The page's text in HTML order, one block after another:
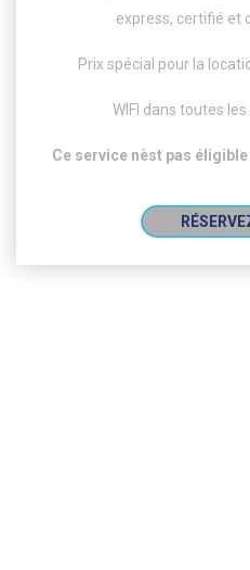
express, certifié et
Prix spécial pour la
WIFI dans toutes
Ce service nèst pas